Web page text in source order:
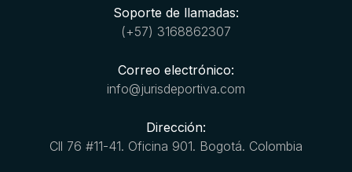
Soporte de llamadas:
(+57) 3168862307
Correo electrónico:
info@jurisdeportiva.com
Dirección:
Cll 76 #11-41. Oficina 901. Bogotá. Colombia